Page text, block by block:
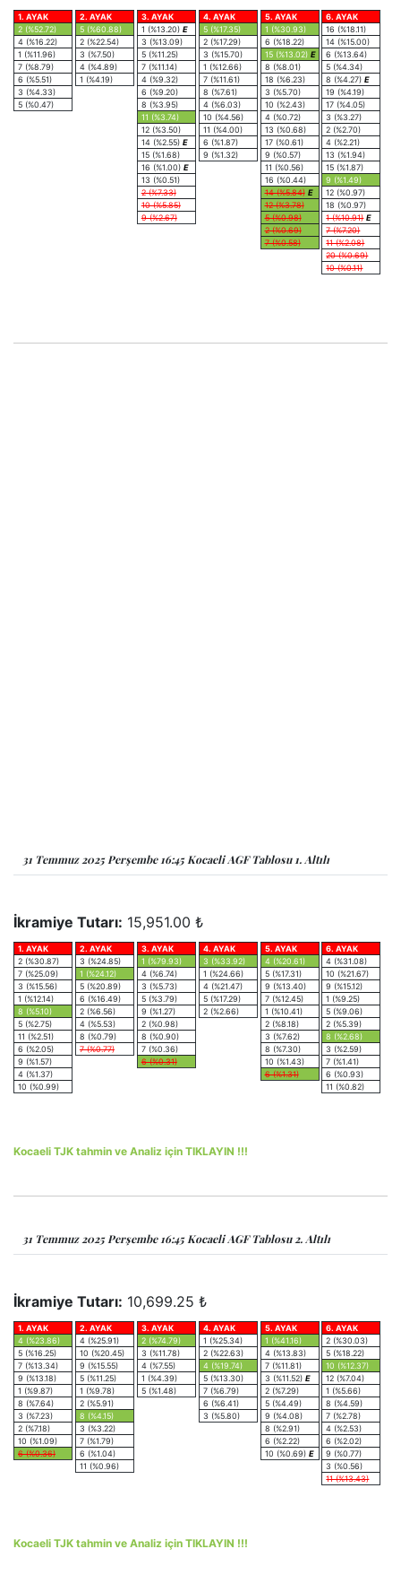
1. AYAK
2 (%52.72)
4 (%16.22)
1 (%11.96)
7 (%8.79)
6 (%5.51)
3 (%4.33)
5 (%0.47)
2. AYAK
5 (%60.88)
2 (%22.54)
3 (%7.50)
4 (%4.89)
1 (%4.19)
3. AYAK
1 (%13.20) E
3 (%13.09)
5 (%11.25)
7 (%11.14)
4 (%9.32)
6 (%9.20)
8 (%3.95)
11 (%3.74)
12 (%3.50)
14 (%2.55) E
15 (%1.68)
16 (%1.00) E
13 (%0.51)
2 (%7.33)
10 (%5.85)
9 (%2.67)
4. AYAK
5 (%17.35)
2 (%17.29)
3 (%15.70)
1 (%12.66)
7 (%11.61)
8 (%7.61)
4 (%6.03)
10 (%4.56)
11 (%4.00)
6 (%1.87)
9 (%1.32)
5. AYAK
1 (%30.93)
6 (%18.22)
15 (%13.02) E
8 (%8.01)
18 (%6.23)
3 (%5.70)
10 (%2.43)
4 (%0.72)
13 (%0.68)
17 (%0.61)
9 (%0.57)
11 (%0.56)
16 (%0.44)
14 (%5.84) E
12 (%3.78)
5 (%0.98)
2 (%0.69)
7 (%0.58)
6. AYAK
16 (%18.11)
14 (%15.00)
6 (%13.64)
5 (%4.34)
8 (%4.27) E
19 (%4.19)
17 (%4.05)
3 (%3.27)
2 (%2.70)
4 (%2.21)
13 (%1.94)
15 (%1.87)
9 (%1.49)
12 (%0.97)
18 (%0.97)
1 (%10.91) E
7 (%7.20)
11 (%2.08)
20 (%0.69)
10 (%0.11)
31 Temmuz 2025 Perşembe 16:45 Kocaeli AGF Tablosu 1. Altılı
İkramiye Tutarı: 15,951.00 ₺
1. AYAK
2 (%30.87)
7 (%25.09)
3 (%15.56)
1 (%12.14)
8 (%5.10)
5 (%2.75)
11 (%2.51)
6 (%2.05)
9 (%1.57)
4 (%1.37)
10 (%0.99)
2. AYAK
3 (%24.85)
1 (%24.12)
5 (%20.89)
6 (%16.49)
2 (%6.56)
4 (%5.53)
8 (%0.79)
7 (%0.77)
3. AYAK
1 (%79.93)
4 (%6.74)
3 (%5.73)
5 (%3.79)
9 (%1.27)
2 (%0.98)
8 (%0.90)
7 (%0.36)
6 (%0.31)
4. AYAK
3 (%33.92)
1 (%24.66)
4 (%21.47)
5 (%17.29)
2 (%2.66)
5. AYAK
4 (%20.61)
5 (%17.31)
9 (%13.40)
7 (%12.45)
1 (%10.41)
2 (%8.18)
3 (%7.62)
8 (%7.30)
10 (%1.43)
6 (%1.31)
6. AYAK
4 (%31.08)
10 (%21.67)
9 (%15.12)
1 (%9.25)
5 (%9.06)
2 (%5.39)
8 (%2.68)
3 (%2.59)
7 (%1.41)
6 (%0.93)
11 (%0.82)
Kocaeli TJK tahmin ve Analiz için TIKLAYIN !!!
31 Temmuz 2025 Perşembe 16:45 Kocaeli AGF Tablosu 2. Altılı
İkramiye Tutarı: 10,699.25 ₺
1. AYAK
4 (%23.86)
5 (%16.25)
7 (%13.34)
9 (%13.18)
1 (%9.87)
8 (%7.64)
3 (%7.23)
2 (%7.18)
10 (%1.09)
6 (%0.36)
2. AYAK
4 (%25.91)
10 (%20.45)
9 (%15.55)
5 (%11.25)
1 (%9.78)
2 (%5.91)
8 (%4.15)
3 (%3.22)
7 (%1.79)
6 (%1.04)
11 (%0.96)
3. AYAK
2 (%74.79)
3 (%11.78)
4 (%7.55)
1 (%4.39)
5 (%1.48)
4. AYAK
1 (%25.34)
2 (%22.63)
4 (%19.74)
5 (%13.30)
7 (%6.79)
6 (%6.41)
3 (%5.80)
5. AYAK
1 (%41.16)
4 (%13.83)
7 (%11.81)
3 (%11.52) E
2 (%7.29)
5 (%4.49)
9 (%4.08)
8 (%2.91)
6 (%2.22)
10 (%0.69) E
6. AYAK
2 (%30.03)
5 (%18.22)
10 (%12.37)
12 (%7.04)
1 (%5.66)
8 (%4.59)
7 (%2.78)
4 (%2.53)
6 (%2.02)
9 (%0.77)
3 (%0.56)
11 (%13.43)
Kocaeli TJK tahmin ve Analiz için TIKLAYIN !!!